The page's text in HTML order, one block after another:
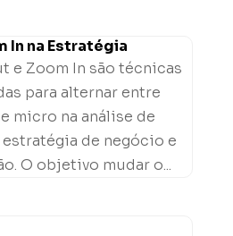
In na Estratégia
e Zoom In são técnicas
para alternar entre
micro na análise de
de negócio e
O objetivo mudar o...